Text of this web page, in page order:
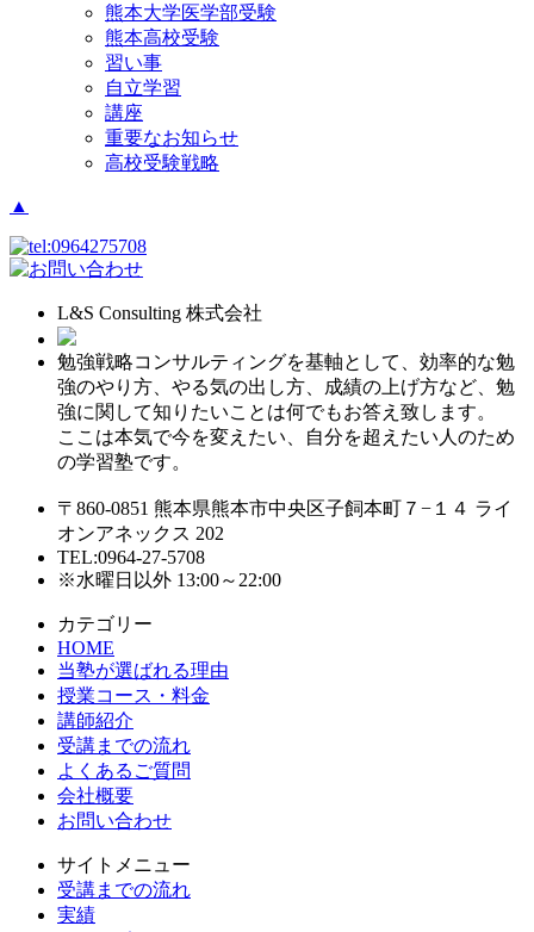
熊本大学医学部受験
熊本高校受験
習い事
自立学習
講座
重要なお知らせ
高校受験戦略
▲
L&S Consulting 株式会社
勉強戦略コンサルティングを基軸として、効率的な勉
強のやり方、やる気の出し方、成績の上げ方など、勉
強に関して知りたいことは何でもお答え致します。
ここは本気で今を変えたい、自分を超えたい人のため
の学習塾です。
〒860-0851 熊本県熊本市中央区子飼本町７−１４ ライ
オンアネックス 202
TEL:0964-27-5708
※水曜日以外 13:00～22:00
カテゴリー
HOME
当塾が選ばれる理由
授業コース・料金
講師紹介
受講までの流れ
よくあるご質問
会社概要
お問い合わせ
サイトメニュー
受講までの流れ
実績